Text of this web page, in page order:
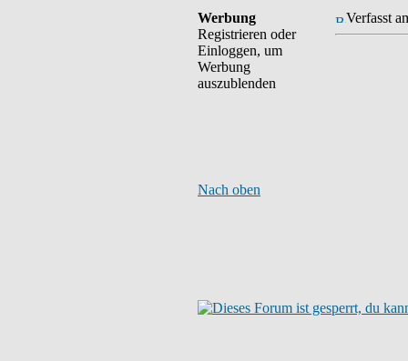
Werbung
Registrieren oder
Einloggen, um
Werbung
auszublenden
Verfasst
Nach oben